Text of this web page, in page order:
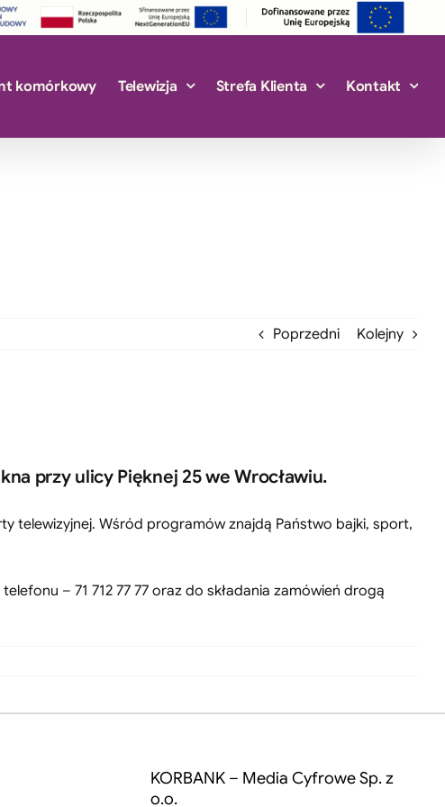
komórkowy Telewizja Strefa Klienta Kontakt
Poprzedni Kolejny
przy ulicy Pięknej 25 we Wrocławiu.
telewizyjnej. Wśród programów znajdą Państwo bajki, sport,
– 71 712 77 77 oraz do składania zamówień drogą
KORBANK – Media Cyfrowe Sp. z
o.o.